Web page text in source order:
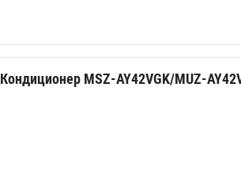
Кондиционер MSZ-AY42VGK/MUZ-